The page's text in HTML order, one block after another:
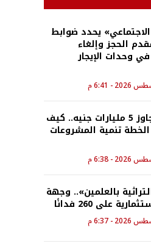
يحدد ضوابط
الحجز وإلغاء
وحدات الإيجار
بتمويل يتجاوز 5 مليارات جنيه.. كيف
تنمية المشروعات
بالعلمين».. وجهة
على 260 فدانًا